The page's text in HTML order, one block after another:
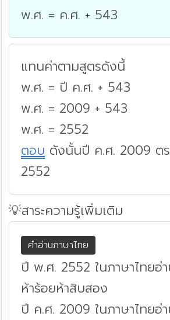
พ.ศ. = ค.ศ. + 543
แทนค่าตามสูตรดังนี้
พ.ศ. = ปี ค.ศ. + 543
พ.ศ. = 2009 + 543
พ.ศ. = 2552
ตอบ ดังนั้นปี ค.ศ. 2009 ต
2552
💡สาระความรู้เพิ่มเติม
คำอ่านภาษาไทย
ปี พ.ศ. 2552 ในภาษาไทยอ่
ห้าร้อยห้าสิบสอง
ปี ค.ศ. 2009 ในภาษาไทยอ่